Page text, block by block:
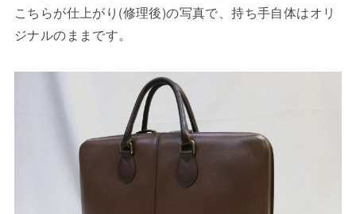
こちらが仕上がり(修理後)の写真で、持ち手自体はオリ
ジナルのままです。